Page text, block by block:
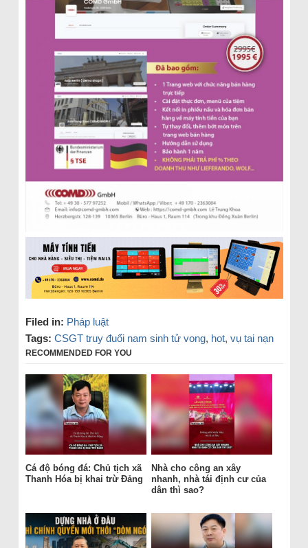
Filed in: Pháp luật
Tags: CSGT truy đuổi nam sinh tử vong, hot, vụ tai nạn
RECOMMENDED FOR YOU
Cá độ bóng đá: Chủ tịch xã
Thanh Hóa bị khai trừ Đảng
Nhà cho công an xây
nhanh, nhà tái định cư của
dân thì sao?